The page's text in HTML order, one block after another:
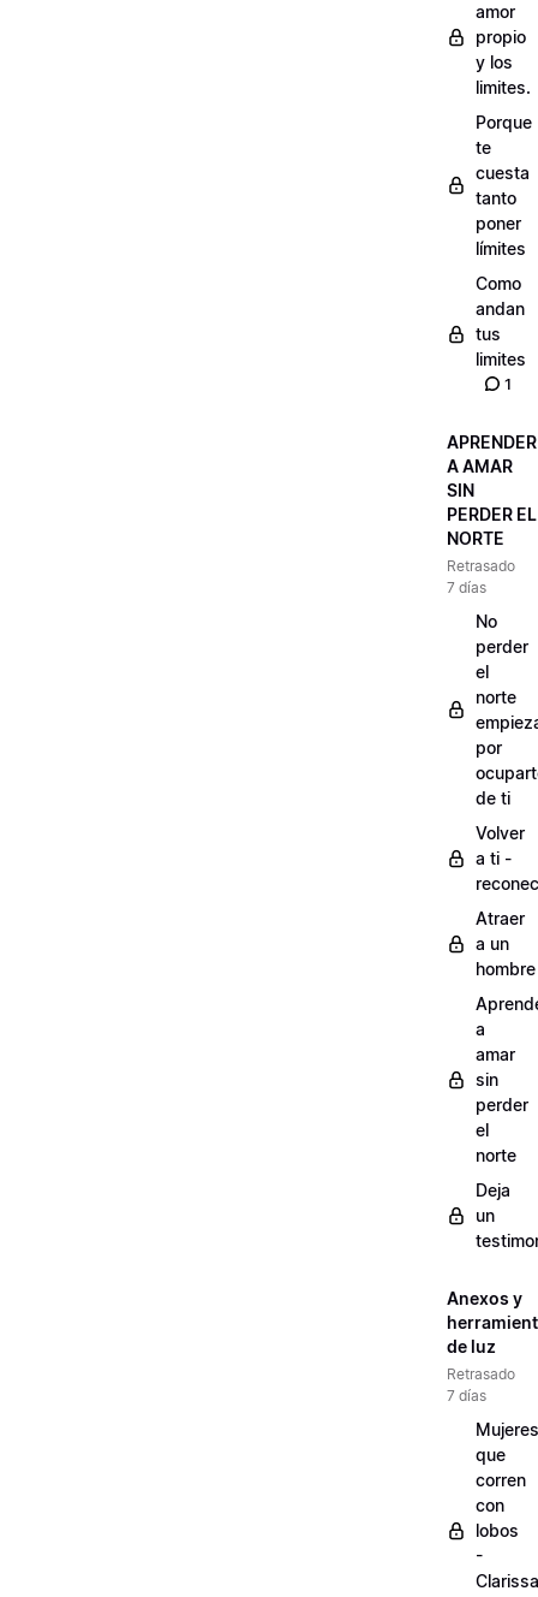
amor
propio
y los
limites.
Porque
te
cuesta
tanto
poner
límites
Como
andan
tus
limites
1
APRENDER
A AMAR
SIN
PERDER EL
NORTE
Retrasado
7 días
No
perder
el
norte
por
de ti
Volver
a ti -
Atraer
a un
hombre
a
amar
sin
perder
el
norte
Deja
un
Anexos y
de luz
Retrasado
7 días
Mujeres
que
corren
con
lobos
-
Clarissa